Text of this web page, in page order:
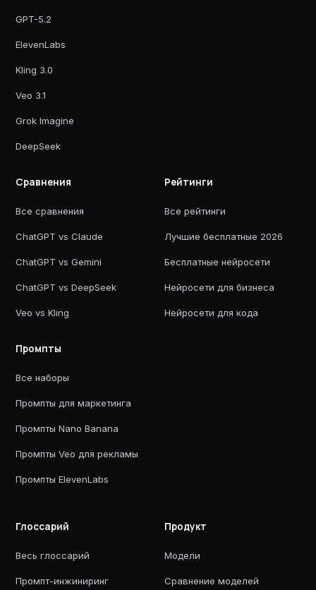
GPT-5.2
ElevenLabs
Kling 3.0
Veo 3.1
Grok Imagine
DeepSeek
Сравнения
Все сравнения
ChatGPT vs Claude
ChatGPT vs Gemini
ChatGPT vs DeepSeek
Veo vs Kling
Рейтинги
Все рейтинги
Лучшие бесплатные 2026
Бесплатные нейросети
Нейросети для бизнеса
Нейросети для кода
Промпты
Все наборы
Промпты для маркетинга
Промпты Nano Banana
Промпты Veo для рекламы
Промпты ElevenLabs
Глоссарий
Весь глоссарий
Промпт-инжиниринг
Продукт
Модели
Сравнение моделей